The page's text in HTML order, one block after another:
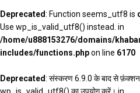
Deprecated: Function seems_utf8 is
Use wp_is_valid_utf8() instead. in
/home/u888153276/domains/
includes/functions.phpon line 6170
Deprecated: संस्करण 6.9.0 के बाद से